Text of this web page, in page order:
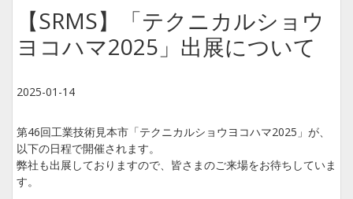
【SRMS】「テクニカルショウ
ヨコハマ2025」出展について
2025-01-14
第46回工業技術見本市「テクニカルショウヨコハマ2025」が、
以下の日程で開催されます。
弊社も出展しておりますので、皆さまのご来場をお待ちしていま
す。